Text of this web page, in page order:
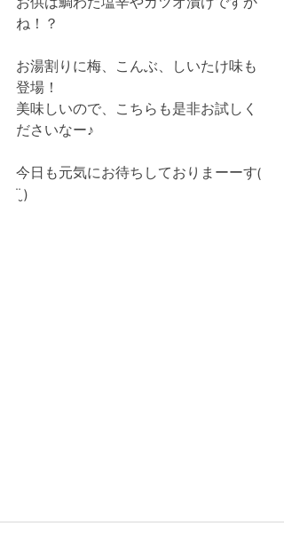
ね！？
お湯割りに梅、こんぶ、しいたけ味も
登場！
美味しいので、こちらも是非お試しく
ださいなー♪
今日も元気にお待ちしておりまーーす(
¨̮ )